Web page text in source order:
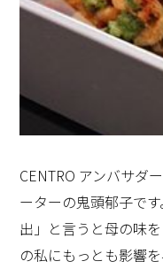
塗り重ねられること
沢、光の反射により
ために研磨による入
技術です。色は、漆
茶、趣のある朱赤の
本茶いただく。
学生の頃は、キッチ
り付け担当になり、
方の台所」で、お手
ッチンも、リビング
自分の部屋で休んで
CENTRO アンバサダ
ーターの鬼頭郁子で
出」と言うと母の味
の私にもっとも影響